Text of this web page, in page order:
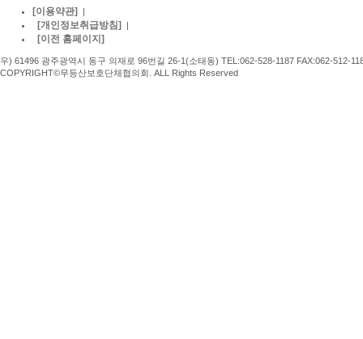
[이용약관] |
[개인정보취급방침] |
[이전 홈페이지]
우) 61496 광주광역시 동구 의재로 96번길 26-1(소태동) TEL:062-528-1187 FAX:062-512-
COPYRIGHT©무등산보호단체협의회. ALL Rights Reserved